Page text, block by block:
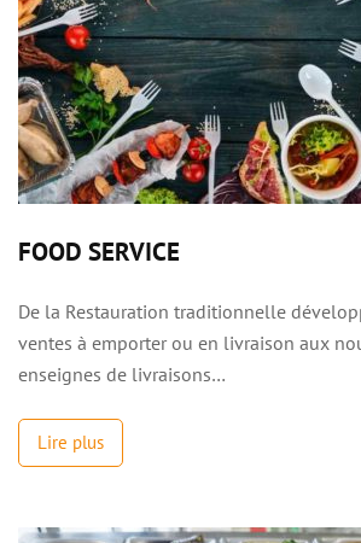
FOOD SERVICE
De la Restauration traditionnelle
ventes à emporter ou en livraison aux
enseignes de livraisons…
Lire plus